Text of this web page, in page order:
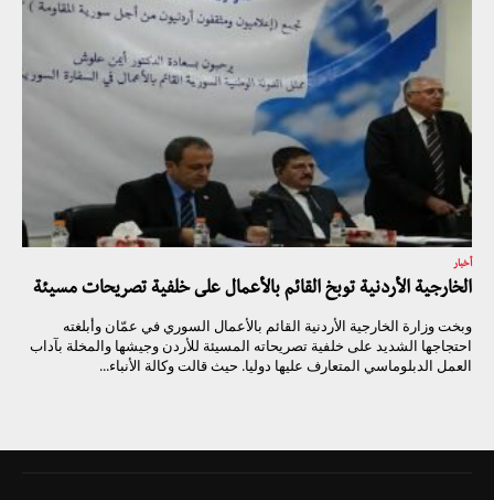
أخبار
الخارجية الأردنية توبخ القائم بالأعمال على خلفية تصريحات مسيئة
وبخت وزارة الخارجية الأردنية القائم بالأعمال السوري في عمّان وأبلغته
احتجاجها الشديد على خلفية تصريحاته المسيئة للأردن وجيشها والمخلة بآداب
العمل الدبلوماسي المتعارف عليها دوليا. حيث قالت وكالة الأنباء...